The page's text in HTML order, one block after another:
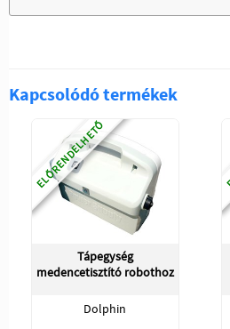
Kapcsolódó termékek
ELŐRENDELHETŐ
Tápegység
medencetisztító robothoz
Dolphin